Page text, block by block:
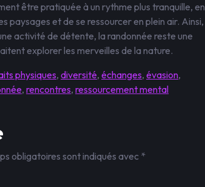
être pratiquée à un rythme plus tranquille, en
et de se ressourcer en plein air. Ainsi,
activité de détente, la randonnée reste une
explorer les merveilles de la nature.
physiques, diversité, échanges, évasion,
, rencontres, ressourcement mental
obligatoires sont indiqués avec *